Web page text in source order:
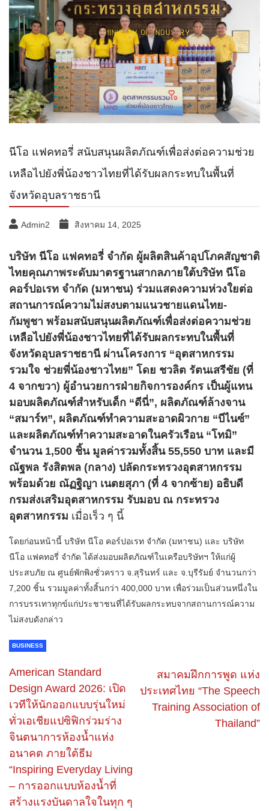
นีโอ แฟคทอรี่ สนับสนุนผลิตภัณฑ์เพื่อส่งต่อความช่วย
เหลือไปยังพี่น้องชาวไทยที่ได้รับผลกระทบในพื้นที่
จังหวัดอุบลราชธานี
Admin2 สิงหาคม 14, 2025
บริษัท นีโอ แฟคทอรี่ จำกัด ผู้ผลิตสินค้าอุปโภคสัญชาติ
ไทยคุณภาพระดับมาตรฐานสากลภายใต้บริษัท นีโอ
คอร์ปอเรท จำกัด (มหาชน) ร่วมแสดงความห่วงใยต่อ
สถานการณ์ความไม่สงบตามแนวชายแดนไทย-
กัมพูชา พร้อมสนับสนุนผลิตภัณฑ์เพื่อส่งต่อความช่วย
เหลือไปยังพี่น้องชาวไทยที่ได้รับผลกระทบในพื้นที่
จังหวัดอุบลราชธานี ผ่านโครงการ “อุตสาหกรรม
รวมใจ ช่วยพี่น้องชาวไทย” โดย ชวลิต รัตนเสรีชัย (ที่
4 จากขวา) ผู้อำนวยการฝ่ายกิจการองค์กร เป็นผู้แทน
มอบผลิตภัณฑ์สำหรับเด็ก “ดีนี่”, ผลิตภัณฑ์ล้างจาน
“สมาร์ท”, ผลิตภัณฑ์ทำความสะอาดผิวกาย “บีไนซ์”
และผลิตภัณฑ์ทำความสะอาดในครัวเรือน “โทมิ”
จำนวน 1,500 ชิ้น มูลค่ารวมทั้งสิ้น 55,550 บาท และมี
ณัฐพล รังสิตพล (กลาง) ปลัดกระทรวงอุตสาหกรรม
พร้อมด้วย ณัฏฐิญา เนตยสุภา (ที่ 4 จากซ้าย) อธิบดี
กรมส่งเสริมอุตสาหกรรม รับมอบ ณ กระทรวง
อุตสาหกรรม เมื่อเร็ว ๆ นี้
โดยก่อนหน้านี้ บริษัท นีโอ คอร์ปอเรท จำกัด (มหาชน) และ บริษัท
นีโอ แฟคทอรี่ จำกัด ได้ส่งมอบผลิตภัณฑ์ในเครือบริษัทฯ ให้แก่ผู้
ประสบภัย ณ ศูนย์พักพิงชั่วคราว จ.สุรินทร์ และ จ.บุรีรัมย์ จำนวนกว่า
7,200 ชิ้น รวมมูลค่าทั้งสิ้นกว่า 400,000 บาท เพื่อร่วมเป็นส่วนหนึ่งใน
การบรรเทาทุกข์แก่ประชาชนที่ได้รับผลกระทบจากสถานการณ์ความ
ไม่สงบดังกล่าว
BUSINESS
American Standard
Design Award 2026: เปิด
เวทีให้นักออกแบบรุ่นใหม่
ทั่วเอเชียแปซิฟิกร่วมร่าง
จินตนาการห้องน้ำแห่ง
อนาคต ภายใต้ธีม
“Inspiring Everyday Living
– การออกแบบห้องน้ำที่
สร้างแรงบันดาลใจในทุก ๆ
สมาคมฝึกการพูด แห่ง
ประเทศไทย “The Speech
Training Association of
Thailand”